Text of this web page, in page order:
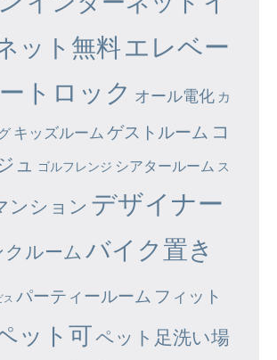
ット無料エレベー
トロック オール電化 カ
キッズルーム ゲストルーム コ
ュ
ゴルフレンジ シアタールーム ス
ンション デザイナー
クルーム バイク置き
ス パーティールーム フィット
ット可ペット足洗い場